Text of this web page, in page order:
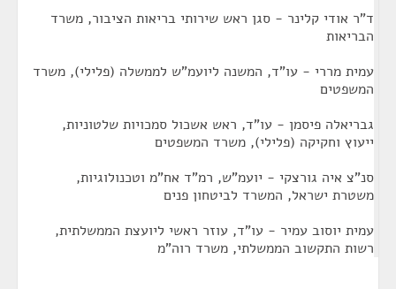
ד"ר אודי קלינר - סגן ראש שירותי בריאות הציבור, משרד
הבריאות
עמית מררי - עו"ד, המשנה ליועמ"ש לממשלה (פלילי), משרד
המשפטים
גבריאלה פיסמן - עו"ד, ראש אשכול סמכויות שלטוניות,
ייעוץ וחקיקה (פלילי), משרד המשפטים
סנ"צ איה גורצקי - יועמ"ש, רמ"ד אח"מ וטכנולוגיות,
משטרת ישראל, המשרד לביטחון פנים
עמית יוסוב עמיר - עו"ד, עוזר ראשי ליועצת הממשלתית,
רשות התקשוב הממשלתי, משרד רוה"מ